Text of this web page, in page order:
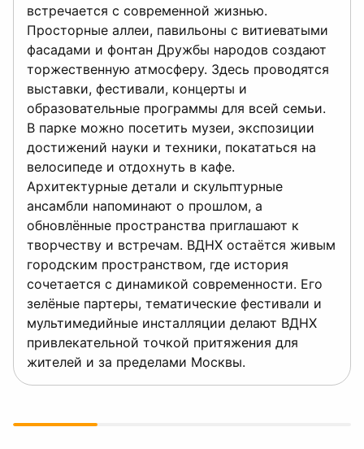
встречается с современной жизнью.
Просторные аллеи, павильоны с витиеватыми
фасадами и фонтан Дружбы народов создают
торжественную атмосферу. Здесь проводятся
выставки, фестивали, концерты и
образовательные программы для всей семьи.
В парке можно посетить музеи, экспозиции
достижений науки и техники, покататься на
велосипеде и отдохнуть в кафе.
Архитектурные детали и скульптурные
ансамбли напоминают о прошлом, а
обновлённые пространства приглашают к
творчеству и встречам. ВДНХ остаётся живым
городским пространством, где история
сочетается с динамикой современности. Его
зелёные партеры, тематические фестивали и
мультимедийные инсталляции делают ВДНХ
привлекательной точкой притяжения для
жителей и за пределами Москвы.